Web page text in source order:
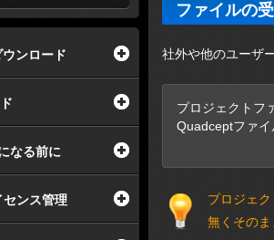
ンロード
なる前に
センス管理
ファイルの
社外や他のユーザ
プロジェクトフ
Quadceptファ
プロジェ
無くその